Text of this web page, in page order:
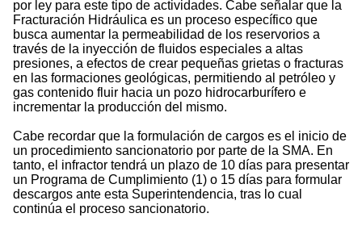
por ley para este tipo de actividades. Cabe señalar que la
Fracturación Hidráulica es un proceso específico que
busca aumentar la permeabilidad de los reservorios a
través de la inyección de fluidos especiales a altas
presiones, a efectos de crear pequeñas grietas o fracturas
en las formaciones geológicas, permitiendo al petróleo y
gas contenido fluir hacia un pozo hidrocarburífero e
incrementar la producción del mismo.
Cabe recordar que la formulación de cargos es el inicio de
un procedimiento sancionatorio por parte de la SMA. En
tanto, el infractor tendrá un plazo de 10 días para presentar
un Programa de Cumplimiento (1) o 15 días para formular
descargos ante esta Superintendencia, tras lo cual
continúa el proceso sancionatorio.